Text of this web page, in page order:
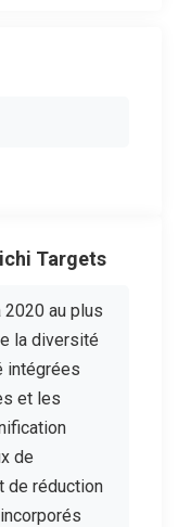
Targets
2020 au plus
la diversité
intégrées
et les
de
de réduction